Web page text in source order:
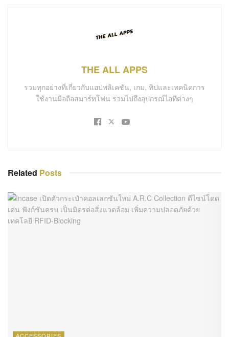
THE ALL APPS
รวมทุกอย่างที่เกี่ยวกับแอปพลิเคชัน, เกม, ทิปและเทคนิคการ
ใช้งานมือถือสมาร์ทโฟน รวมไปถึงอุปกรณ์ไอทีต่างๆ
Related Posts
ACCESSORIES